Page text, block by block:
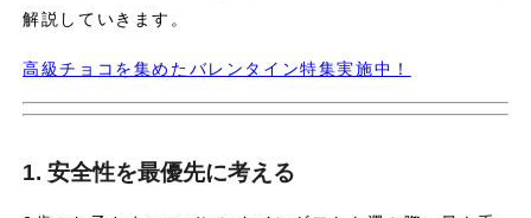
解説していきます。
高級チョコを集めたバレンタイン特集実施中！
1. 安全性を最優先に考える